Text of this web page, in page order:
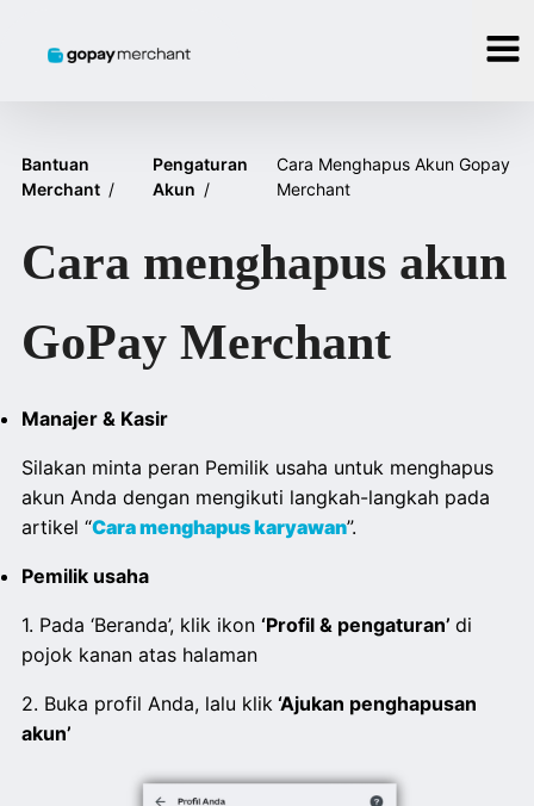
Bantuan
Merchant /
Pengaturan
Akun /
Cara Menghapus Akun Gopay
Merchant
Cara menghapus akun
GoPay Merchant
Manajer & Kasir
Silakan minta peran Pemilik usaha untuk menghapus
akun Anda dengan mengikuti langkah-langkah pada
artikel “Cara menghapus karyawan”.
Pemilik usaha
1. Pada ‘Beranda’, klik ikon ‘Profil & pengaturan’ di
pojok kanan atas halaman
2. Buka profil Anda, lalu klik‘Ajukan penghapusan
akun’